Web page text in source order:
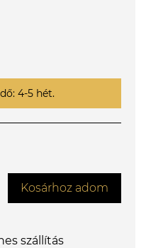
4-5 hét.
Kosárhoz adom
szállítás